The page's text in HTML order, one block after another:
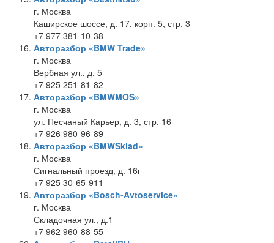
г. Москва
Каширское шоссе, д. 17, корп. 5, стр. 3
+7 977 381-10-38
Авторазбор «BMW Trade»
г. Москва
Вербная ул., д. 5
+7 925 251-81-82
Авторазбор «BMWMOS»
г. Москва
ул. Песчаный Карьер, д. 3, стр. 16
+7 926 980-96-89
Авторазбор «BMWSklad»
г. Москва
Сигнальный проезд, д. 16г
+7 925 30-65-911
Авторазбор «Bosch-Avtoservice»
г. Москва
Складочная ул., д.1
+7 962 960-88-55